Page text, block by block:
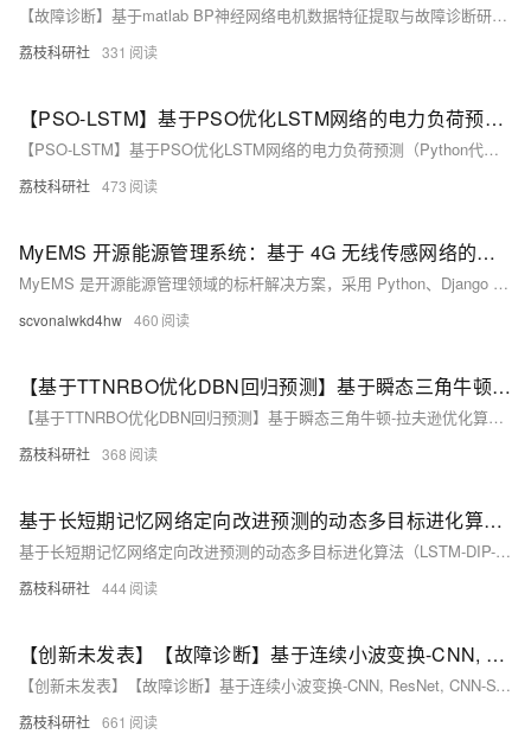
【故障诊断】基于matlab BP神经网络电机数据特征提取与故障诊断研究（Matlab代码实现）
荔枝科研社 331
【PSO-LSTM】基于PSO优化LSTM网络的电力负荷预测（Python代码实现）
【PSO-LSTM】基于PSO优化LSTM网络的电力负荷预测（Python代码实现）
荔枝科研社 473
MyEMS 开源能源管理系统：基于 4G 无线传感网络的能源数据闭环管理方案
MyEMS 是开源能源管理领域的标杆解决方案，采用 Python、Django 与 React 技术栈，具备模块化架构与跨平台兼容性。系统涵盖能源数据治理、设备管理、工单流转与智能控制四大核心功能，结合高精度 4G 无线计量仪表，实现高效数据采集与边缘计算。方案部署灵活、安全性高，助力企业实现能源数字化与碳减排目标。
scvonalwkd4hw 460
【基于TTNRBO优化DBN回归预测】基于瞬态三角牛顿-拉夫逊优化算法（TTNRBO）优化深度信念网络（DBN）数据回归预测研究（Matlab代码实现）
【基于TTNRBO优化DBN回归预测】基于瞬态三角牛顿-拉夫逊优化算法（TTNRBO）优化深度信念网络（DBN）数据回归预测研究（Matlab代码实现）
荔枝科研社 368
基于长短期记忆网络定向改进预测的动态多目标进化算法（LSTM-DIP-DMOEA）求解CEC2018（DF1-DF14）研究（Matlab代码实现）
基于长短期记忆网络定向改进预测的动态多目标进化算法（LSTM-DIP-DMOEA）求解CEC2018（DF1-DF14）研究（Matlab代码实现）
荔枝科研社 444
【创新未发表】【故障诊断】基于连续小波变换-CNN, ResNet, CNN-SVM, CNN-BiGRU, CNN-LSTM的故障诊断研究【凯斯西储大学数据】（Matlab代码实现）
【创新未发表】【故障诊断】基于连续小波变换-CNN, ResNet, CNN-SVM, CNN-BiGRU, CNN-LSTM的故障诊断研究【凯斯西储大学数据】（Matlab代码实现）
荔枝科研社 661